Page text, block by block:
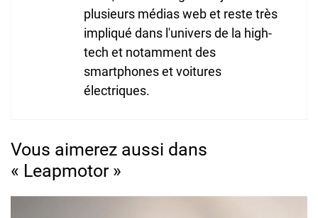
plusieurs médias web et reste très
impliqué dans l'univers de la high-
tech et notamment des
smartphones et voitures
électriques.
Vous aimerez aussi dans
« Leapmotor »